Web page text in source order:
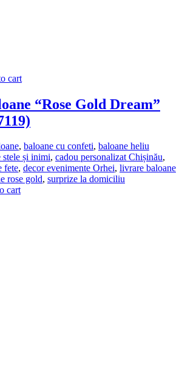
cart
“Rose Gold Dream”
, baloane cu confeti, baloane heliu
stele și inimi, cadou personalizat Chișinău,
fete, decor evenimente Orhei, livrare baloane
rose gold, surprize la domiciliu
cart